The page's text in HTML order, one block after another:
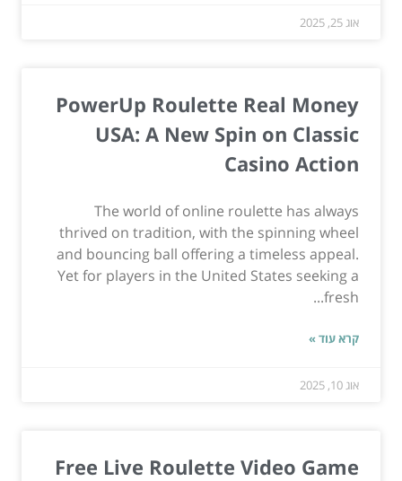
אוג 25, 2025
PowerUp Roulette Real Money
USA: A New Spin on Classic
Casino Action
The world of online roulette has always
thrived on tradition, with the spinning wheel
and bouncing ball offering a timeless appeal.
Yet for players in the United States seeking a
fresh...
קרא עוד »
אוג 10, 2025
Free Live Roulette Video Game